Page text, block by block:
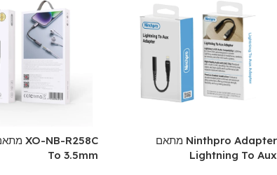
Ninthpro Adapter מתאם
Lightning To Aux
To 3.5mm